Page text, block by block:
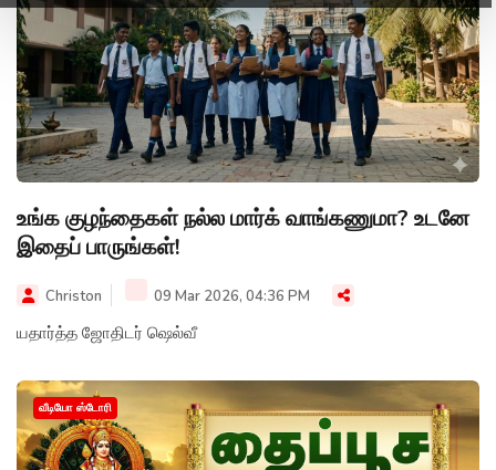
உங்க குழந்தைகள் நல்ல மார்க் வாங்கணுமா? உடனே
இதைப் பாருங்கள்!
Christon 09 Mar 2026, 04:36 PM
யதார்த்த ஜோதிடர் ஷெல்வீ
வீடியோ ஸ்டோரி